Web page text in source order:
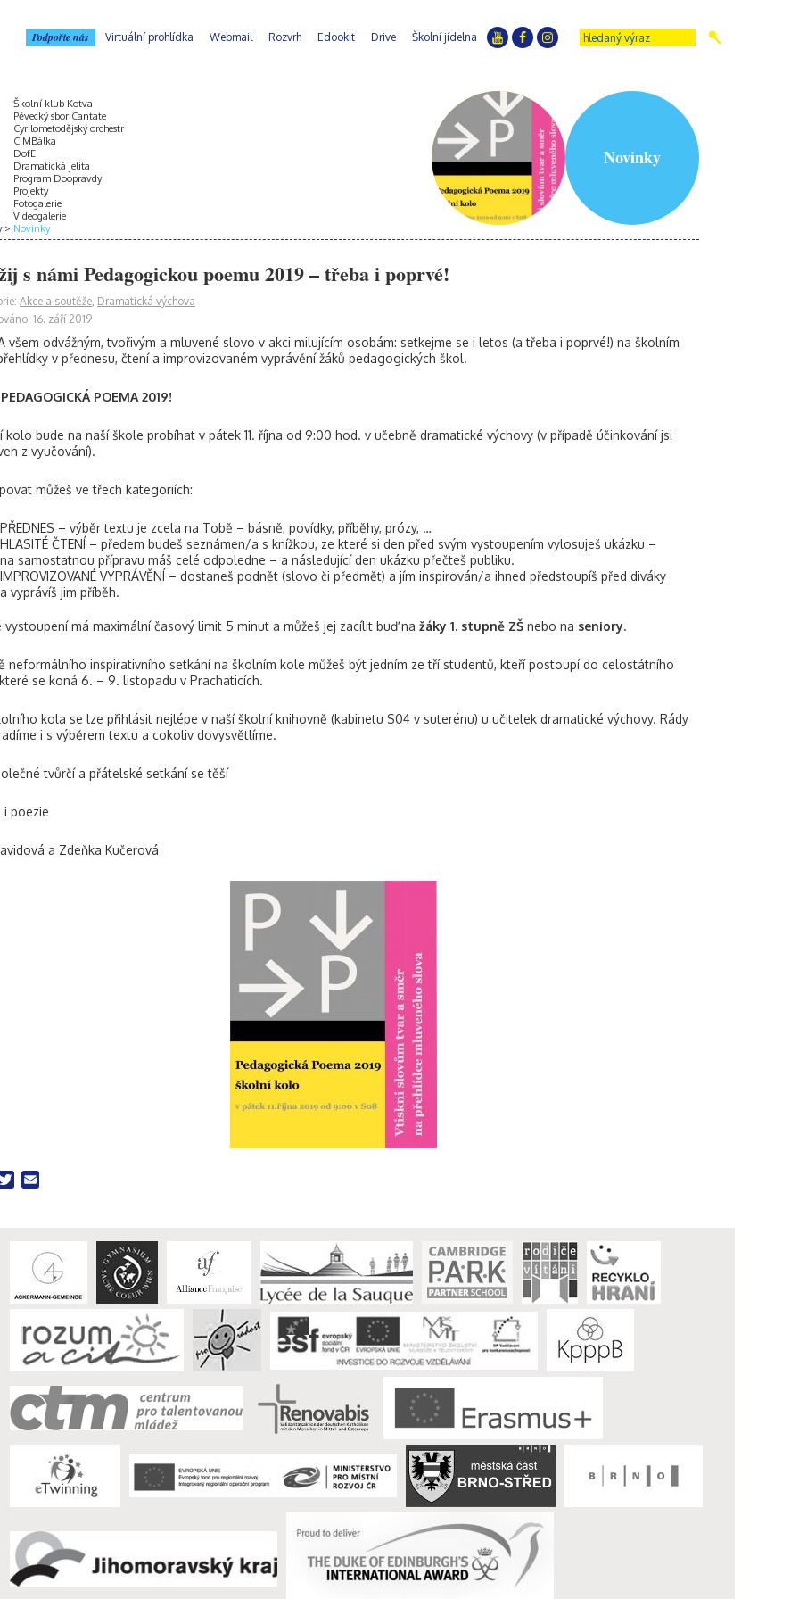
Podpořte nás Virtuální prohlídka Webmail Rozvrh Edookit Drive Školní jídelna
Školní klub Kotva
Pěvecký sbor Cantate
Cyrilometodějský orchestr
CiMBálka
DofE
Dramatická jelita
Program Doopravdy
Projekty
Fotogalerie
Videogalerie
Novinky
Novinky
s námi Pedagogickou poemu 2019 – třeba i poprvé!
Akce a soutěže, Dramatická výchova
16. září 2019
všem odvážným, tvořivým a mluvené slovo v akci milujícím osobám: setkejme se i letos (a třeba i poprvé!) na školním
v přednesu, čtení a improvizovaném vyprávění žáků pedagogických škol.
PEDAGOGICKÁ POEMA 2019!
kolo bude na naší škole probíhat v pátek 11. října od 9:00 hod. v učebně dramatické výchovy (v případě účinkování jsi
z vyučování).
můžeš ve třech kategoriích:
PŘEDNES – výběr textu je zcela na Tobě – básně, povídky, příběhy, prózy, …
HLASITÉ ČTENÍ – předem budeš seznámen/a s knížkou, ze které si den před svým vystoupením vylosuješ ukázku –
na samostatnou přípravu máš celé odpoledne – a následující den ukázku přečteš publiku.
IMPROVIZOVANÉ VYPRÁVĚNÍ – dostaneš podnět (slovo či předmět) a jím inspirován/a ihned předstoupíš před diváky
a vyprávíš jim příběh.
vystoupení má maximální časový limit 5 minut a můžeš jej zacílit buď na žáky 1. stupně ZŠ nebo na seniory.
neformálního inspirativního setkání na školním kole můžeš být jedním ze tří studentů, kteří postoupí do celostátního
se koná 6. – 9. listopadu v Prachaticích.
kola se lze přihlásit nejlépe v naší školní knihovně (kabinetu S04 v suterénu) u učitelek dramatické výchovy. Rády
i s výběrem textu a cokoliv dovysvětlíme.
tvůrčí a přátelské setkání se těší
i poezie
a Zdeňka Kučerová
Twitter